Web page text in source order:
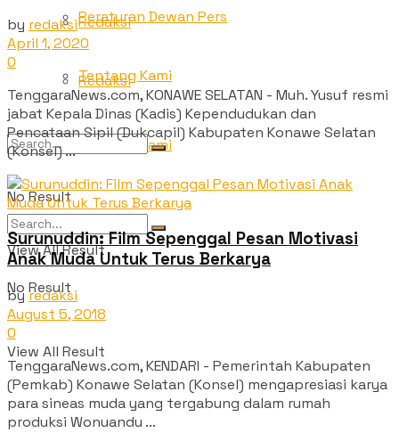
Peraturan Dewan Pers
Redaksi
Tentang Kami
No Result
View All Result
Redaksi
Tentang Kami
No Result
View All Result
by redaksi
April 1, 2020
0
TenggaraNews.com, KONAWE SELATAN - Muh. Yusuf resmi
jabat Kepala Dinas (Kadis) Kependudukan dan
Pencataan Sipil (Dukcapil) Kabupaten Konawe Selatan
(Konsel) ...
Surunuddin: Film Sepenggal Pesan Motivasi
Anak Muda Untuk Terus Berkarya
by redaksi
August 5, 2018
0
TenggaraNews.com, KENDARI - Pemerintah Kabupaten
(Pemkab) Konawe Selatan (Konsel) mengapresiasi karya
para sineas muda yang tergabung dalam rumah
produksi Wonuandu ...